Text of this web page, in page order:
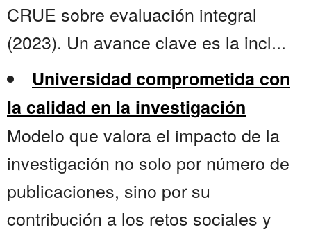
CRUE sobre evaluación integral
(2023). Un avance clave es la incl...
Universidad comprometida con
la calidad en la investigación
Modelo que valora el impacto de la
investigación no solo por número de
publicaciones, sino por su
contribución a los retos sociales y